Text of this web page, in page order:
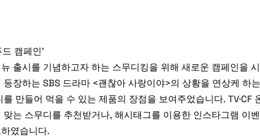
캠페인’
출시를 기념하고자 하는 스무디킹을 위해 새로운 캠페인을
장하는 SBS 드라마 <괜찮아 사랑이야>의 상황을 연상케 하
만들어 먹을 수 있는 제품의 장점을 보여주었습니다.
는 스무디를 추천받거나, 해시태그를 이용한 인스타그램 이
였습니다.